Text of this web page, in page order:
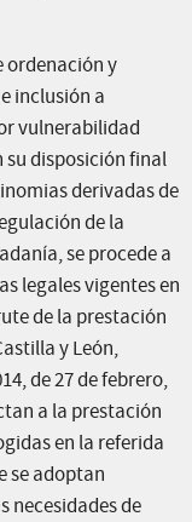
ordenación y
inclusión a
vulnerabilidad
su disposición final
derivadas de
de la
se procede a
legales vigentes en
de la prestación
y León,
de 27 de febrero,
a la prestación
en la referida
se adoptan
necesidades de